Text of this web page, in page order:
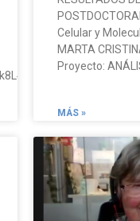
Celular y
MARTA
Proyecto:
MÁS »